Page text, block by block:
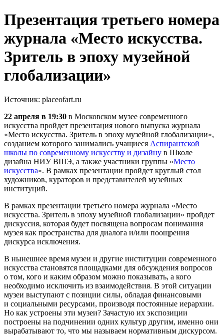
Презентация третьего номера
журнала «Место искусства.
Зритель в эпоху музейной
глобализации»
Источник: placeofart.ru
22 апреля в 19:30 в Московском музее современного
искусства пройдет презентация нового выпуска журнала
«Место искусства. Зритель в эпоху музейной глобализации»,
созданием которого занимались учащиеся Аспирантской
школы по современному искусству и дизайну в Школе
дизайна НИУ ВШЭ, а также участники группы «Место
искусства». В рамках презентации пройдет круглый стол
художников, кураторов и представителей музейных
институций.
В рамках презентации третьего номера журнала «Место
искусства. Зритель в эпоху музейной глобализации» пройдет
дискуссия, которая будет посвящена вопросам понимания
музея как пространства для диалога и/или поощрения
дискурса исключения.
В нынешнее время музеи и другие институции современного
искусства становятся площадками для обсуждения вопросов
о том, кого и каким образом можно показывать, а кого
необходимо исключить из взаимодействия. В этой ситуации
музеи выступают с позиции силы, обладая финансовыми
и социальными ресурсами, производя постоянные иерархии.
Но как устроены эти музеи? Зачастую их экспозиции
построены на подчинении одних культур другим, именно они
вырабатывают то, что мы называем нормативным дискурсом.